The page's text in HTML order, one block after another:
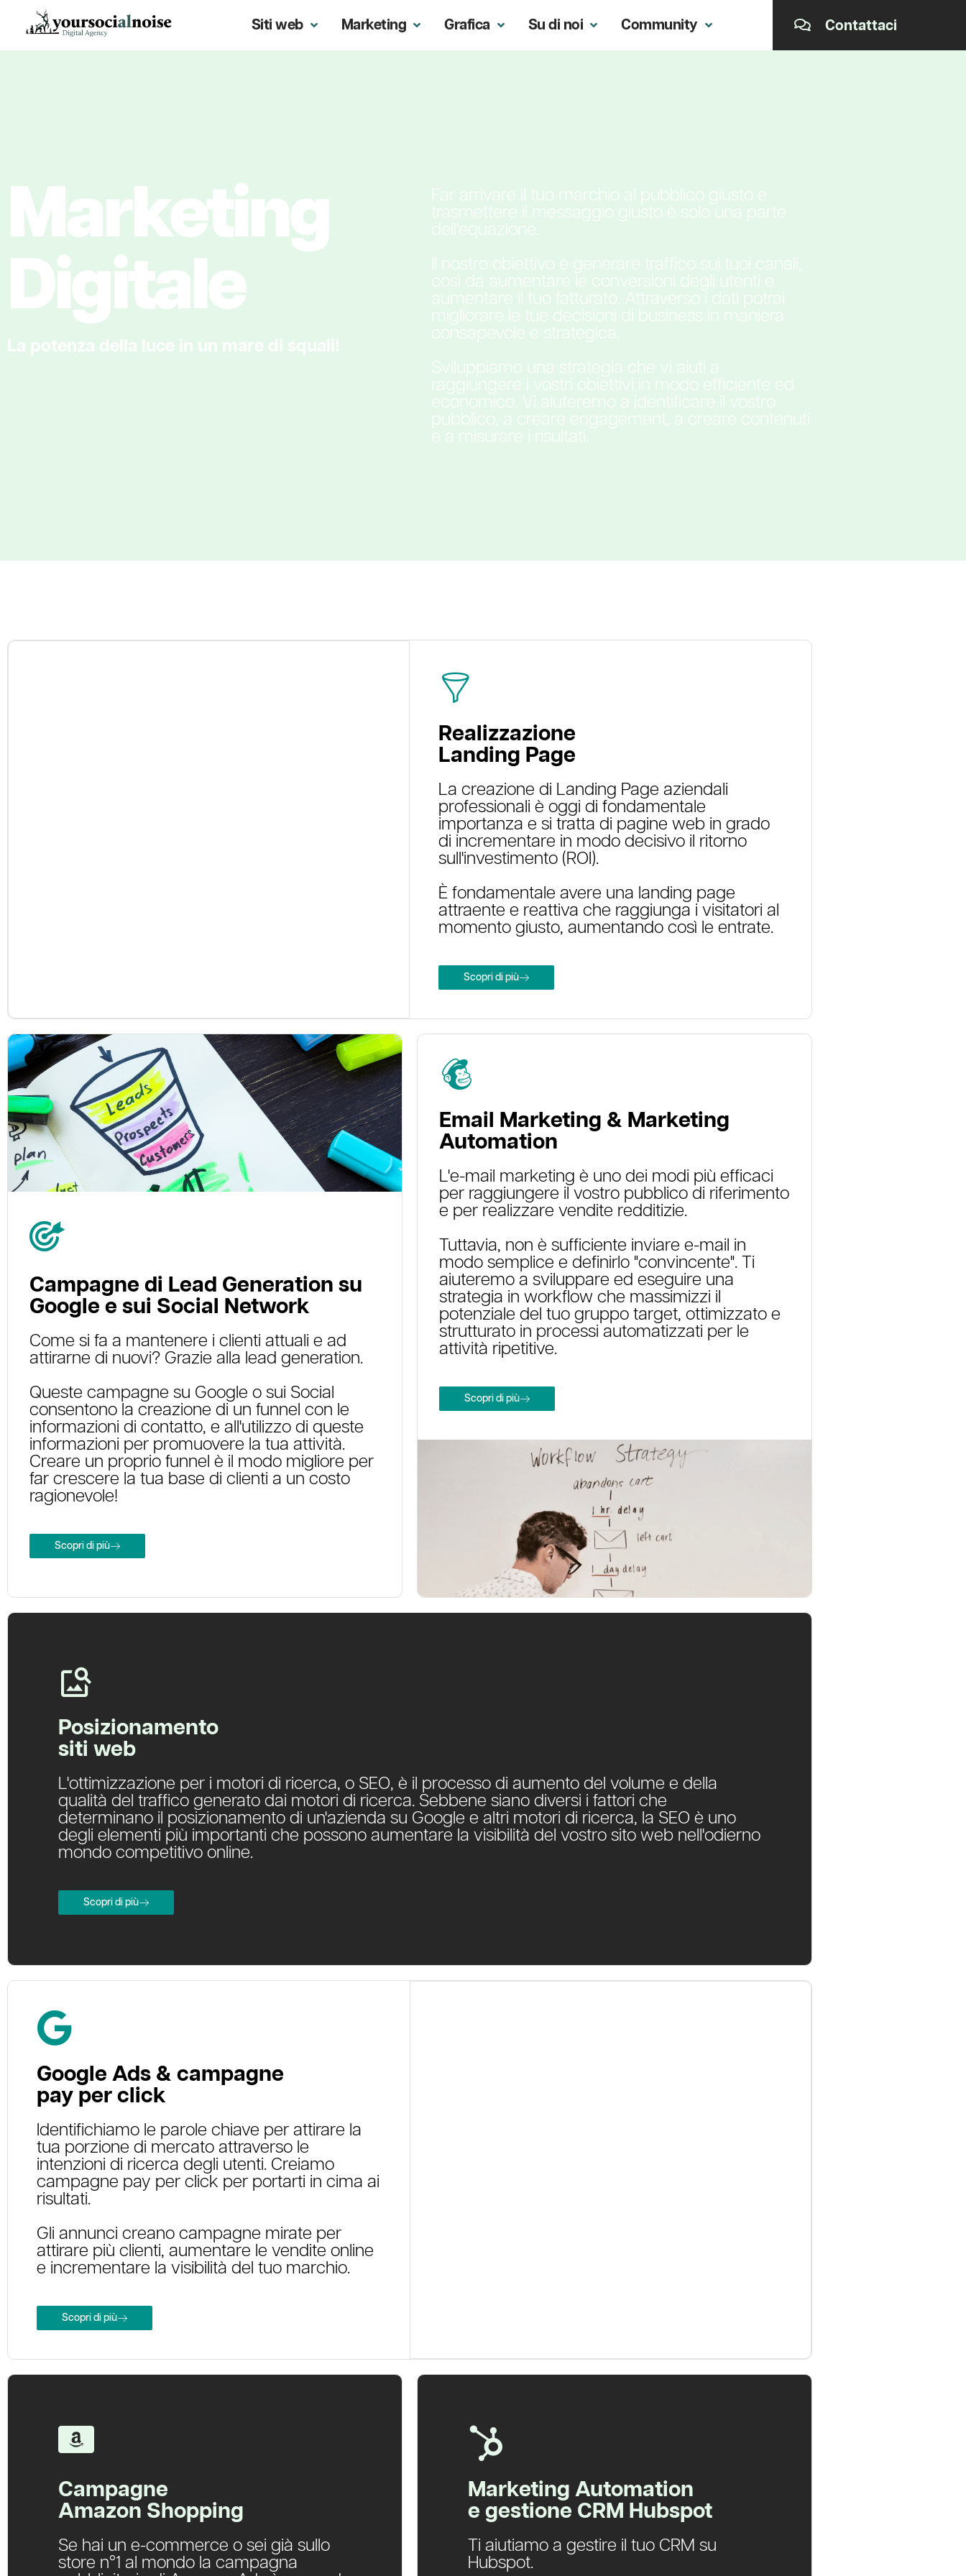
Siti web Marketing Grafica Su di noi Community Contattaci
Marketing
Digitale
La potenza della luce in un mare di squali!
Far arrivare il tuo marchio al pubblico giusto e
trasmettere il messaggio giusto è solo una parte
dell'equazione.
Il nostro obiettivo è generare traffico sui tuoi canali,
così da aumentare le conversioni degli utenti e
aumentare il tuo fatturato. Attraverso i dati potrai
migliorare le tue decisioni di business in maniera
consapevole e strategica.
Sviluppiamo una strategia che vi aiuti a
raggiungere i vostri obiettivi in modo efficiente ed
economico. Vi aiuteremo a identificare il vostro
pubblico, a creare engagement, a creare contenuti
e a misurare i risultati.
Realizzazione
Landing Page
La creazione di Landing Page aziendali
professionali è oggi di fondamentale
importanza e si tratta di pagine web in grado
di incrementare in modo decisivo il ritorno
sull'investimento (ROI).
È fondamentale avere una landing page
attraente e reattiva che raggiunga i visitatori al
momento giusto, aumentando così le entrate.
Scopri di più
Campagne di Lead Generation su
Google e sui Social Network
Come si fa a mantenere i clienti attuali e ad
attirarne di nuovi? Grazie alla lead generation.
Queste campagne su Google o sui Social
consentono la creazione di un funnel con le
informazioni di contatto, e all'utilizzo di queste
informazioni per promuovere la tua attività.
Creare un proprio funnel è il modo migliore per
far crescere la tua base di clienti a un costo
ragionevole!
Scopri di più
Email Marketing & Marketing
Automation
L'e-mail marketing è uno dei modi più efficaci
per raggiungere il vostro pubblico di riferimento
e per realizzare vendite redditizie.
Tuttavia, non è sufficiente inviare e-mail in
modo semplice e definirlo "convincente". Ti
aiuteremo a sviluppare ed eseguire una
strategia in workflow che massimizzi il
potenziale del tuo gruppo target, ottimizzato e
strutturato in processi automatizzati per le
attività ripetitive.
Scopri di più
Posizionamento
siti web
L'ottimizzazione per i motori di ricerca, o SEO, è il processo di aumento del volume e della
qualità del traffico generato dai motori di ricerca. Sebbene siano diversi i fattori che
determinano il posizionamento di un'azienda su Google e altri motori di ricerca, la SEO è uno
degli elementi più importanti che possono aumentare la visibilità del vostro sito web nell'odierno
mondo competitivo online.
Scopri di più
Google Ads & campagne
pay per click
Identifichiamo le parole chiave per attirare la
tua porzione di mercato attraverso le
intenzioni di ricerca degli utenti. Creiamo
campagne pay per click per portarti in cima ai
risultati.
Gli annunci creano campagne mirate per
attirare più clienti, aumentare le vendite online
e incrementare la visibilità del tuo marchio.
Scopri di più
Campagne
Amazon Shopping
Se hai un e-commerce o sei già sullo
store n°1 al mondo la campagna
Marketing Automation
e gestione CRM Hubspot
Ti aiutiamo a gestire il tuo CRM su
Hubspot.